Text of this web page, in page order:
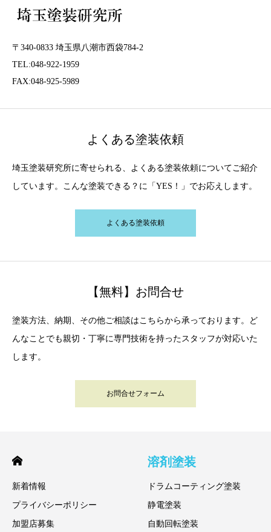
〒340-0833 埼玉県八潮市西袋784-2
TEL:048-922-1959
FAX:048-925-5989
よくある塗装依頼
埼玉塗装研究所に寄せられる、よくある塗装依頼についてご紹介
しています。こんな塗装できる？に「YES！」でお応えします。
よくある塗装依頼
【無料】お問合せ
塗装方法、納期、その他ご相談はこちらから承っております。ど
んなことでも親切・丁寧に専門技術を持ったスタッフが対応いた
します。
お問合せフォーム
新着情報
プライバシーポリシー
加盟店募集
溶剤塗装
ドラムコーティング塗装
静電塗装
自動回転塗装